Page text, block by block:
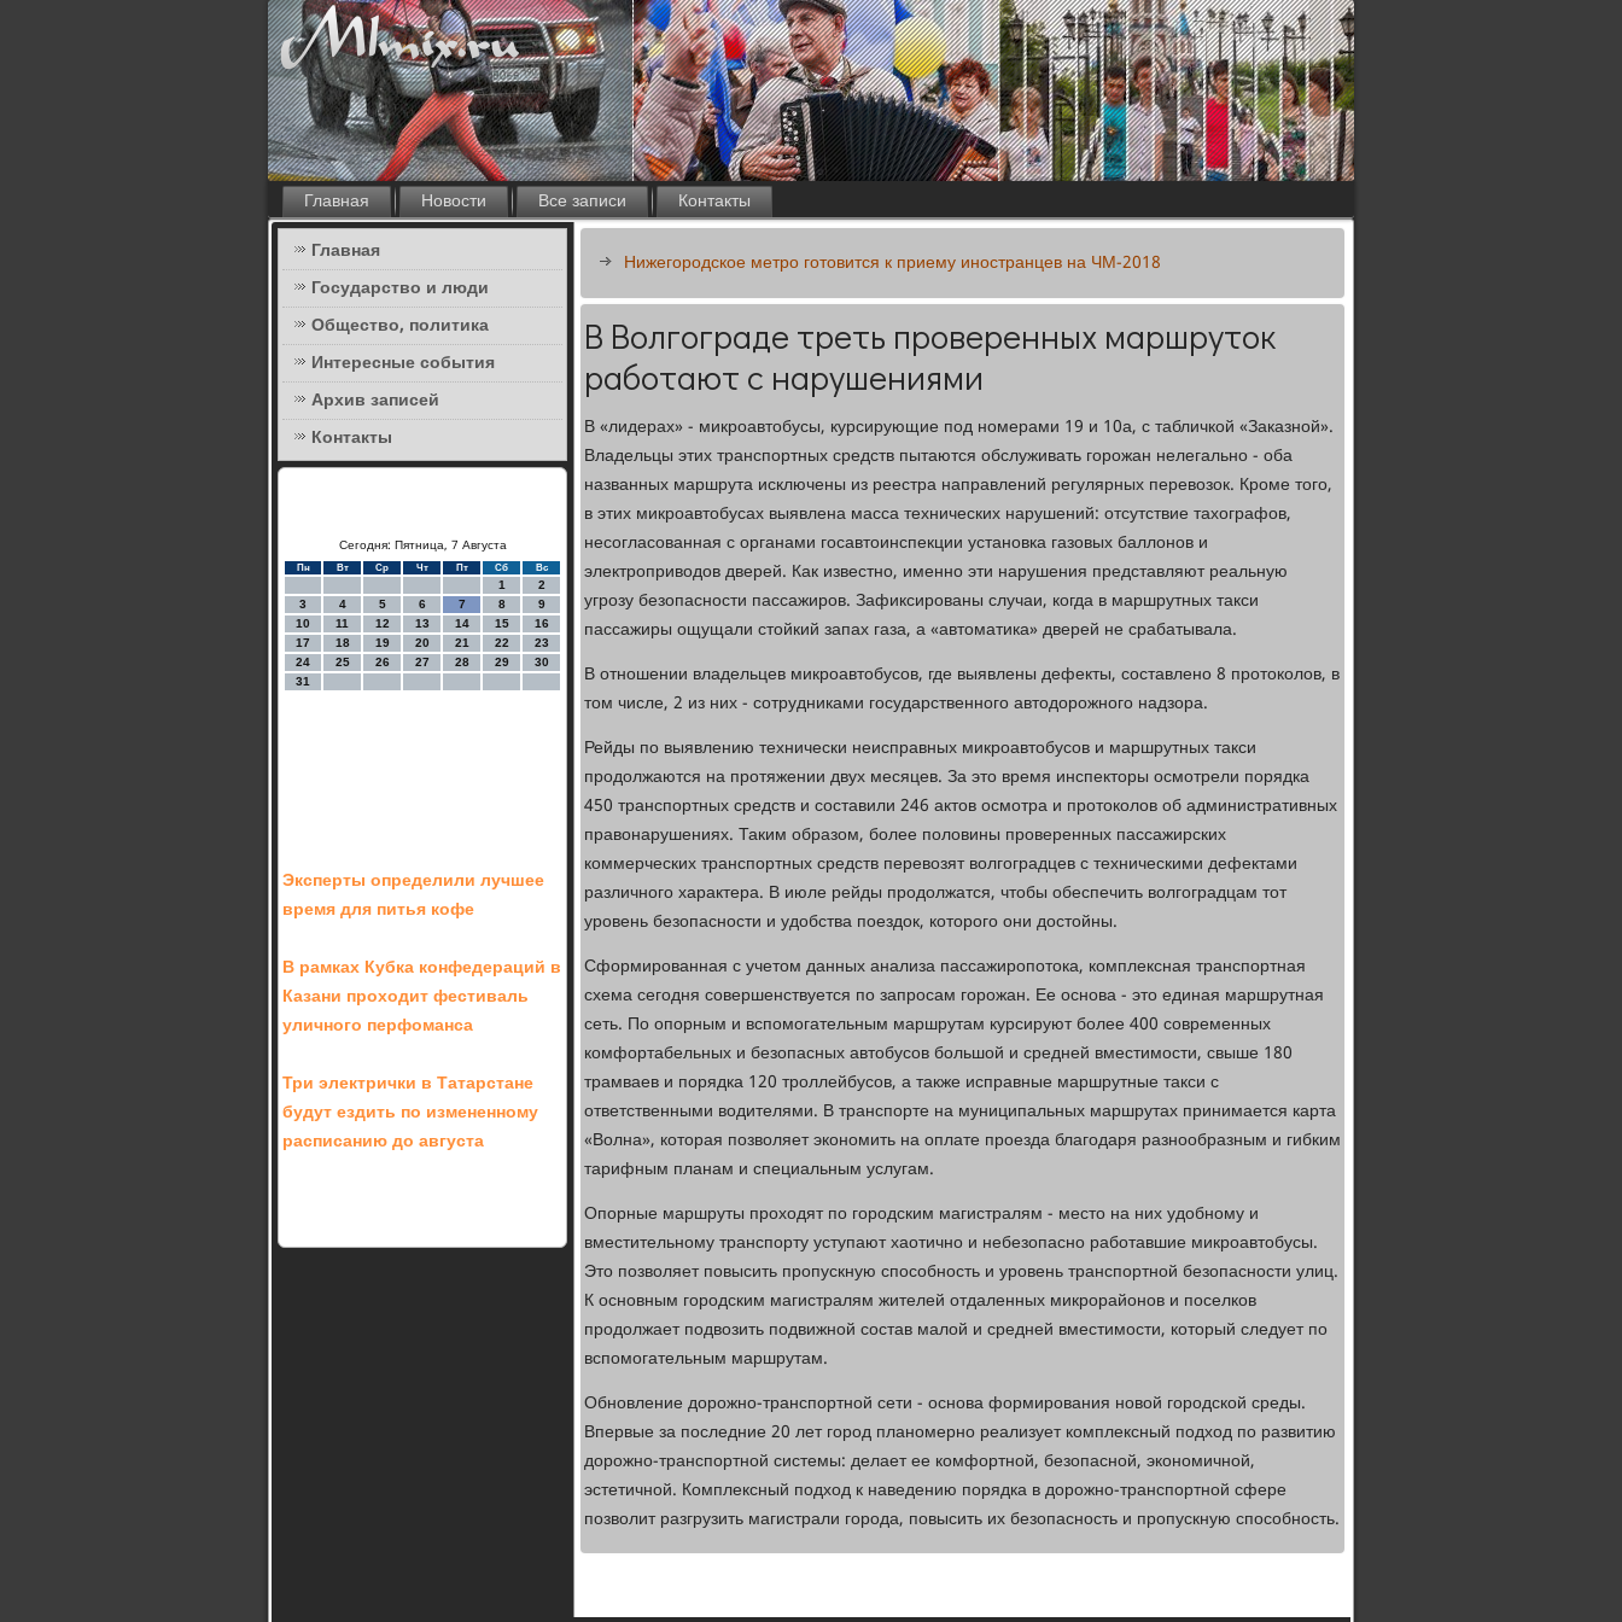
Главная Новости Все записи
Контакты
Главная
Государство и люди
Общество, политика
Интересные события
Архив записей
Контакты
Сегодня: Пятница, 7 Августа
Пн Вт Ср Чт Пт Сб Вс
1
2
3
4 5 6 7 8
9
10
11 12 13 14 15
16
17
18 19 20 21 22
23
24
25 26 27 28 29
30
31
Эксперты определили лучшее
время для питья кофе
В рамках Кубка конфедераций в
Казани проходит фестиваль
уличного перфоманса
Три электрички в Татарстане
будут ездить по измененному
расписанию до августа
Нижегородское метро готовится к приему иностранцев на ЧМ-2018
В Волгограде треть проверенных маршруток
работают с нарушениями
В «лидерах» - микроавтобусы, курсирующие под номерами 19 и 10а, с табличкой «Заказной».
Владельцы этих транспортных средств пытаются обслуживать горожан нелегально - оба
названных маршрута исключены из реестра направлений регулярных перевозок. Кроме того,
в этих микроавтобусах выявлена масса технических нарушений: отсутствие тахографов,
несогласованная с органами госавтоинспекции установка газовых баллонов и
электроприводов дверей. Как известно, именно эти нарушения представляют реальную
угрозу безопасности пассажиров. Зафиксированы случаи, когда в маршрутных такси
пассажиры ощущали стойкий запах газа, а «автоматика» дверей не срабатывала.
В отношении владельцев микроавтобусов, где выявлены дефекты, составлено 8 протоколов, в
том числе, 2 из них - сотрудниками государственного автодорожного надзора.
Рейды по выявлению технически неисправных микроавтобусов и маршрутных такси
продолжаются на протяжении двух месяцев. За это время инспекторы осмотрели порядка
450 транспортных средств и составили 246 актов осмотра и протоколов об административных
правонарушениях. Таким образом, более половины проверенных пассажирских
коммерческих транспортных средств перевозят волгоградцев с техническими дефектами
различного характера. В июле рейды продолжатся, чтобы обеспечить волгоградцам тот
уровень безопасности и удобства поездок, которого они достойны.
Сформированная с учетом данных анализа пассажиропотока, комплексная транспортная
схема сегодня совершенствуется по запросам горожан. Ее основа - это единая маршрутная
сеть. По опорным и вспомогательным маршрутам курсируют более 400 современных
комфортабельных и безопасных автобусов большой и средней вместимости, свыше 180
трамваев и порядка 120 троллейбусов, а также исправные маршрутные такси с
ответственными водителями. В транспорте на муниципальных маршрутах принимается карта
«Волна», которая позволяет экономить на оплате проезда благодаря разнообразным и гибким
тарифным планам и специальным услугам.
Опорные маршруты проходят по городским магистралям - место на них удобному и
вместительному транспорту уступают хаотично и небезопасно работавшие микроавтобусы.
Это позволяет повысить пропускную способность и уровень транспортной безопасности улиц.
К основным городским магистралям жителей отдаленных микрорайонов и поселков
продолжает подвозить подвижной состав малой и средней вместимости, который следует по
вспомогательным маршрутам.
Обновление дорожно-транспортной сети - основа формирования новой городской среды.
Впервые за последние 20 лет город планомерно реализует комплексный подход по развитию
дорожно-транспортной системы: делает ее комфортной, безопасной, экономичной,
эстетичной. Комплексный подход к наведению порядка в дорожно-транспортной сфере
позволит разгрузить магистрали города, повысить их безопасность и пропускную способность.